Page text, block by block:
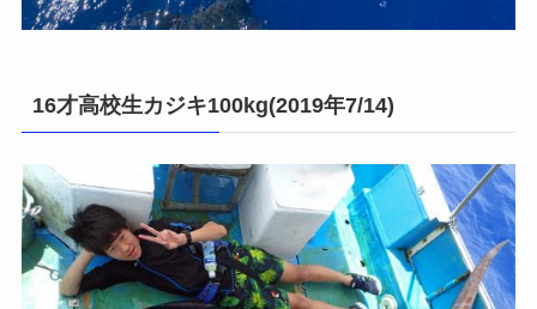
16才高校生カジキ100kg(2019年7/14)